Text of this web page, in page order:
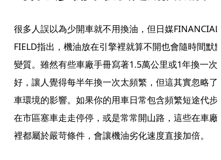
很多人誤以為少開車就不用換油，但日媒FINANCIAL
FIELD指出，機油放在引擎裡就算不開也會隨時間默
變質。雖然有些車廠手冊寫著1.5萬公里或1年換一次
好，讓人覺得每半年換一次太頻繁，但這其實忽略了
車環境的影響。如果你的用車日常包含頻繁短途代步
在市區塞車走走停停，或是常常開山路，這些在車廠
裡都屬於嚴苛條件，會讓機油劣化速度直接加倍。